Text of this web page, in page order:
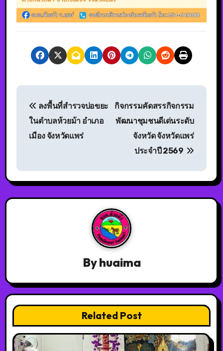
ลงพื้นที่สำรวจบ่อขยะ
ในตำบลห้วยม้า อำเภอ
เมือง จังหวัดแพร่
กิจกรรมคัดสรรกิจกรรม
พัฒนาชุมชนดีเด่นระดับ
จังหวัด จังหวัดแพร่
ประจำปี 2569
Byhuaima
Related Post